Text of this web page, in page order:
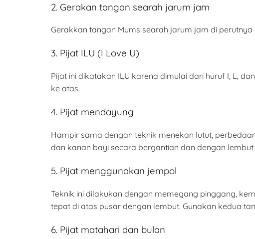
2. Gerakan tangan searah jarum jam
Gerakkan tangan Mums searah jarum jam di
3. Pijat ILU (I Love U)
Pijat ini dikatakan ILU karena dimulai dari huruf I, L,
ke atas.
4. Pijat mendayung
Hampir sama dengan teknik menekan lutut,
dan kanan bayi secara bergantian dan dengan
5. Pijat menggunakan jempol
Teknik ini dilakukan dengan memegang pinggang,
tepat di atas pusar dengan lembut. Gunakan kedua
6. Pijat matahari dan bulan